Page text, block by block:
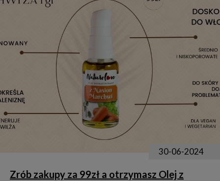
30-06-2024
Zrób zakupy za 99zł a otrzymasz Olej z